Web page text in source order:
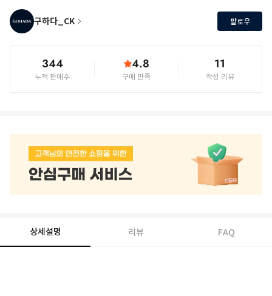
구하다_CK 팔로우
344
누적 판매수
4.8
구매 만족
11
작성 리뷰
상세설명 리뷰 FAQ